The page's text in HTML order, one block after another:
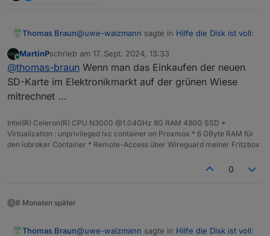
Thomas Braun@uwe-waizmann sagte in Hilfe die Disk ist voll:
Die Neuinstallation vom PI hat wesentlich
mehr Arbeit gemacht als der IOB
Warum das? Die Installation geht doch mit
Online
MartinPschrieb am 17. Sept. 2024, 13:33
zuletzt editiert von
@thomas-braun Wenn man das Einkaufen der neuen
SD-Karte im Elektronikmarkt auf der grünen Wiese
mitrechnet ...
Intel(R) Celeron(R) CPU N3000 @1.04GHz 8G RAM 480G SSD *
Virtualization : unprivileged lxc container on Proxmox * 6 GByte RAM für
den iobroker Container * Remote-Access über Wireguard meiner Fritzbox
0
8 Monaten später
Thomas Braun@uwe-waizmann sagte in Hilfe die Disk ist voll: